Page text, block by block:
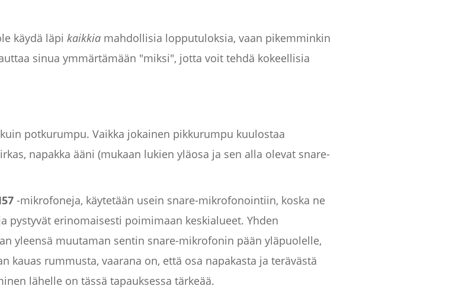
käydä läpikaikkia mahdollisia lopputuloksia, vaan pikemminkin
sinua ymmärtämään "miksi", jotta voit tehdä kokeellisia
potkurumpu. Vaikka jokainen pikkurumpu kuulostaa
napakka ääni (mukaan lukien yläosa ja sen alla olevat snare-
-mikrofoneja, käytetään usein snare-mikrofonointiin, koska ne
pystyvät erinomaisesti poimimaan keskialueet. Yhden
yleensä muutaman sentin snare-mikrofonin pään yläpuolelle,
kauas rummusta, vaarana on, että osa napakasta ja terävästä
lähelle on tässä tapauksessa tärkeää.